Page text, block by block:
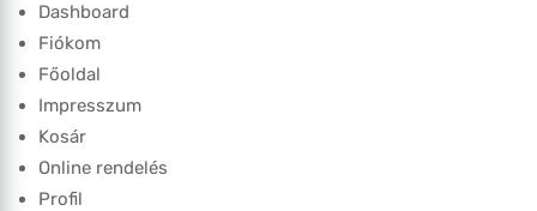
Dashboard
Fiókom
Főoldal
Impresszum
Kosár
Online rendelés
Profil